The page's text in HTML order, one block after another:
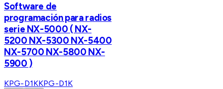
Software de
programación para radios
serie NX-5000 ( NX-
5200 NX-5300 NX-5400
NX-5700 NX-5800 NX-
5900 )
KPG-D1KKPG-D1K